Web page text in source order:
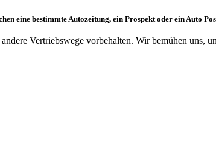
eine bestimmte Autozeitung, ein Prospekt oder ein Auto
Vertriebswege vorbehalten. Wir bemühen uns,